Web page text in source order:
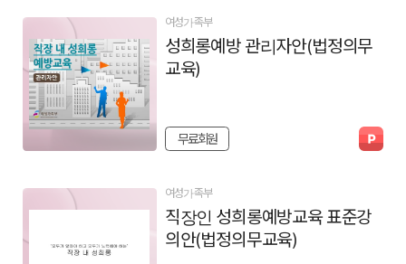
여성가족부
성희롱예방 관리자안(법정의무
교육)
무료회원
여성가족부
직장인 성희롱예방교육 표준강
의안(법정의무교육)